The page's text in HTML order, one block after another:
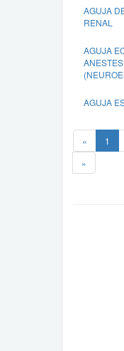
AGUJA
RENAL
AGUJA
AGUJA
« 1
»